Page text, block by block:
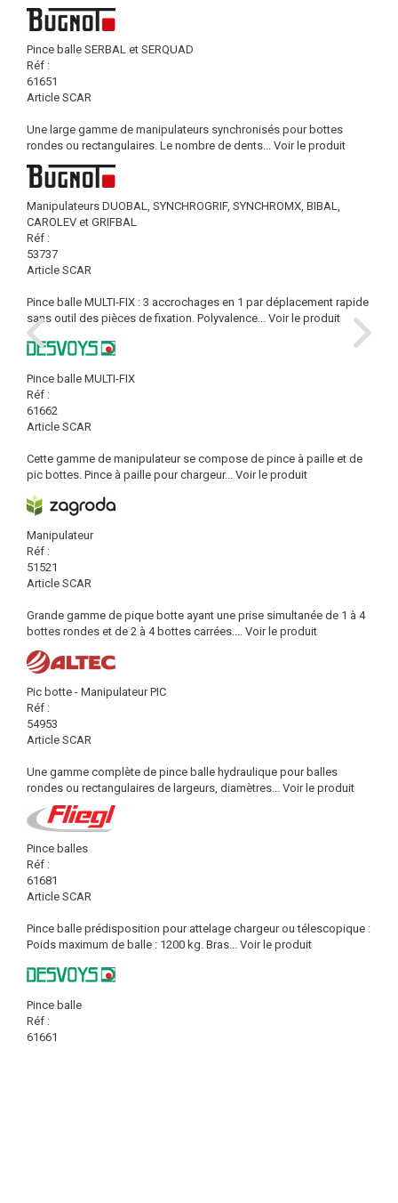
Pince balle SERBAL et SERQUAD
Réf :
61651
Article SCAR
Une large gamme de manipulateurs synchronisés pour bottes
rondes ou rectangulaires. Le nombre de dents... Voir le produit
Manipulateurs DUOBAL, SYNCHROGRIF, SYNCHROMX, BIBAL,
CAROLEV et GRIFBAL
Réf :
53737
Article SCAR
Pince balle MULTI-FIX : 3 accrochages en 1 par déplacement rapide
sans outil des pièces de fixation. Polyvalence... Voir le produit
Pince balle MULTI-FIX
Réf :
61662
Article SCAR
Cette gamme de manipulateur se compose de pince à paille et de
pic bottes. Pince à paille pour chargeur... Voir le produit
Manipulateur
Réf :
51521
Article SCAR
Grande gamme de pique botte ayant une prise simultanée de 1 à 4
bottes rondes et de 2 à 4 bottes carrées.... Voir le produit
Pic botte - Manipulateur PIC
Réf :
54953
Article SCAR
Une gamme complète de pince balle hydraulique pour balles
rondes ou rectangulaires de largeurs, diamètres... Voir le produit
Pince balles
Réf :
61681
Article SCAR
Pince balle prédisposition pour attelage chargeur ou télescopique :
Poids maximum de balle : 1200 kg. Bras... Voir le produit
Pince balle
Réf :
61661